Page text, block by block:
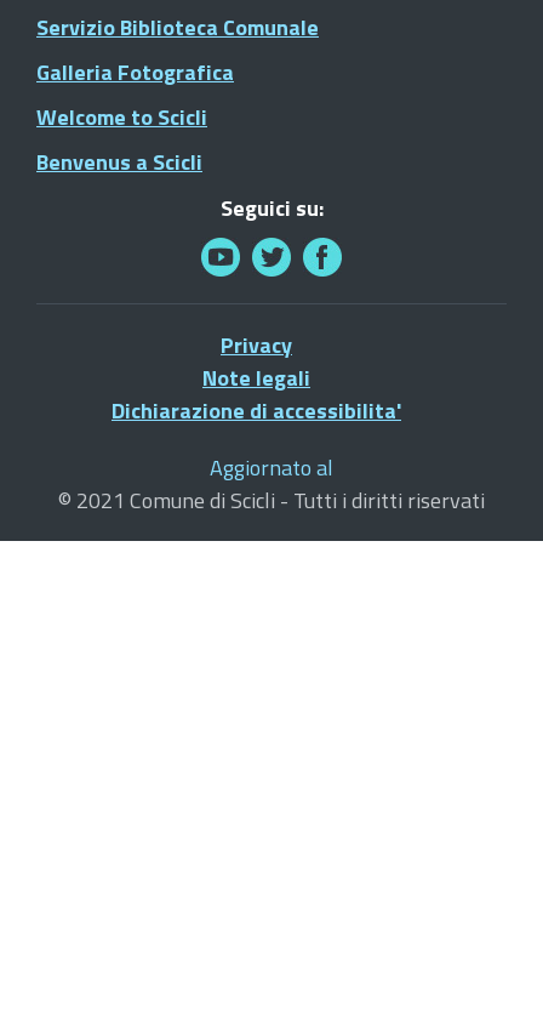
Servizio Biblioteca Comunale
Galleria Fotografica
Welcome to Scicli
Benvenus a Scicli
Seguici su:
Privacy
Note legali
Dichiarazione di accessibilita'
Aggiornato al
© 2021 Comune di Scicli - Tutti i diritti riservati